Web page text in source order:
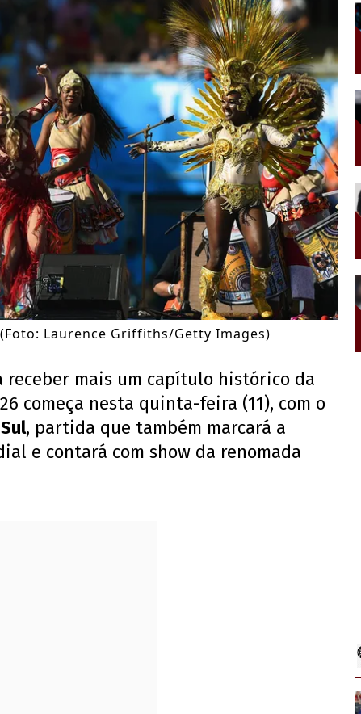
Laurence Griffiths/Getty Images)
receber mais um capítulo histórico da
começa nesta quinta-feira (11), com o
, partida que também marcará a
e contará com show da renomada